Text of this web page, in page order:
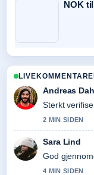
NOK
Andreas
Sterkt
2 MIN SIDEN
Sara Lind
God
4 MIN SIDEN